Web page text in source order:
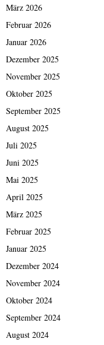
März 2026
Februar 2026
Januar 2026
Dezember 2025
November 2025
Oktober 2025
September 2025
August 2025
Juli 2025
Juni 2025
Mai 2025
April 2025
März 2025
Februar 2025
Januar 2025
Dezember 2024
November 2024
Oktober 2024
September 2024
August 2024